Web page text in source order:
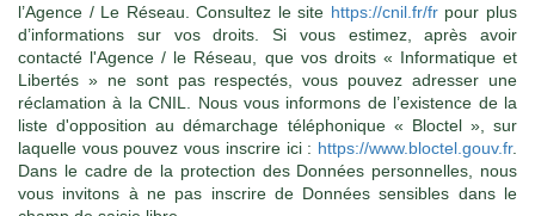
l’Agence / Le Réseau. Consultez le site https://cnil.fr/frpour plus
d’informations sur vos droits. Si vous estimez, après avoir
contacté l'Agence / le Réseau, que vos droits « Informatique et
Libertés » ne sont pas respectés, vous pouvez adresser une
réclamation à la CNIL. Nous vous informons de l’existence de la
liste d'opposition au démarchage téléphonique « Bloctel », sur
laquelle vous pouvez vous inscrire ici : https://www.bloctel.gouv.fr.
Dans le cadre de la protection des Données personnelles, nous
vous invitons à ne pas inscrire de Données sensibles dans le